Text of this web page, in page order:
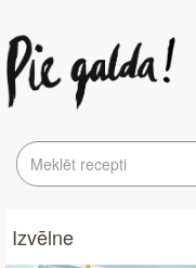
Izvēlne